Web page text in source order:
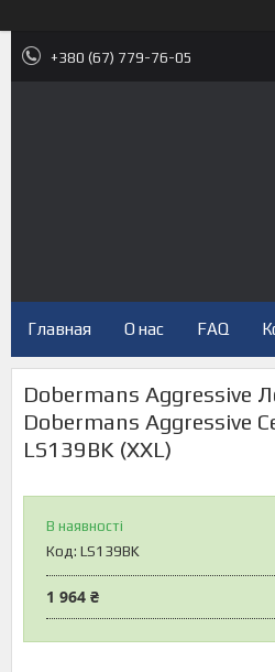
+380 (67) 779-76-05
Главная О нас FAQ
Dobermans Aggressive
Dobermans Aggressive
LS139BK (XXL)
В наявності
Код: LS139BK
1 964 ₴